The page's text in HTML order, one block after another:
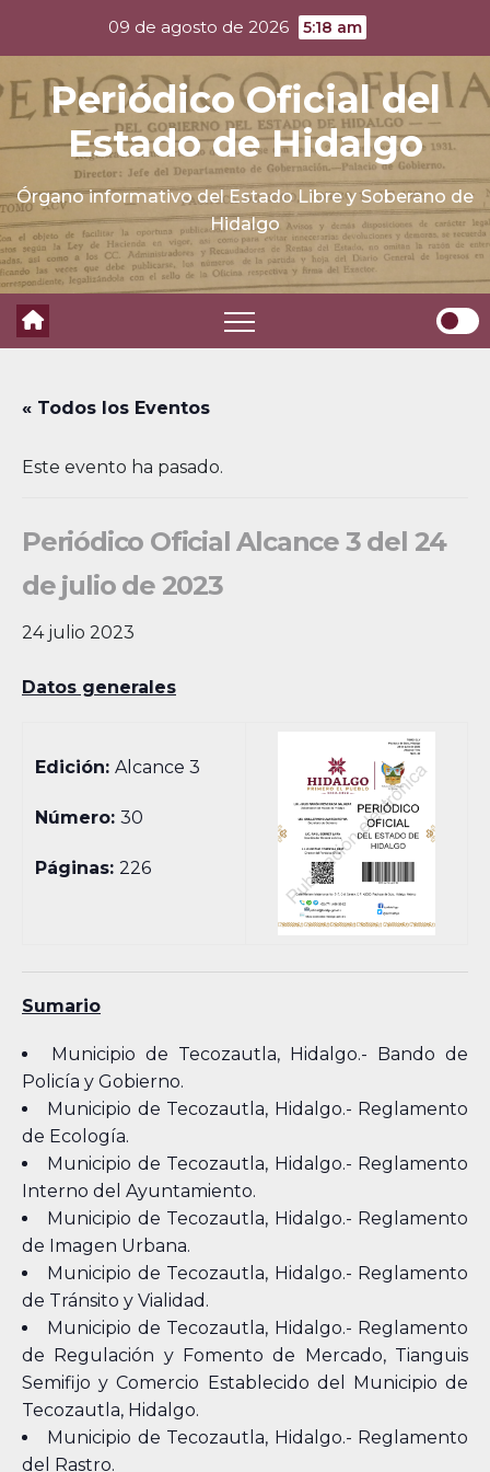
content
09 de agosto de 2026 5:18 am
Periódico Oficial del
Estado de Hidalgo
Órgano informativo del Estado Libre y Soberano de
Hidalgo
« Todos los Eventos
Este evento ha pasado.
Periódico Oficial Alcance 3 del 24
de julio de 2023
24 julio 2023
Datos generales
Edición:Alcance 3
Número:30
Páginas:226
Sumario
Municipio de Tecozautla, Hidalgo.- Bando de
Policía y Gobierno.
Municipio de Tecozautla, Hidalgo.- Reglamento
de Ecología.
Municipio de Tecozautla, Hidalgo.- Reglamento
Interno del Ayuntamiento.
Municipio de Tecozautla, Hidalgo.- Reglamento
de Imagen Urbana.
Municipio de Tecozautla, Hidalgo.- Reglamento
de Tránsito y Vialidad.
Municipio de Tecozautla, Hidalgo.- Reglamento
de Regulación y Fomento de Mercado, Tianguis
Semifijo y Comercio Establecido del Municipio de
Tecozautla, Hidalgo.
Municipio de Tecozautla, Hidalgo.- Reglamento
del Rastro.